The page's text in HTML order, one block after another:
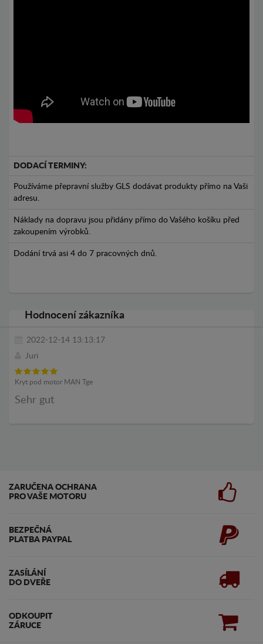
DODACÍ TERMINY:
Používáme přepravní služby GLS dodávat produkty přímo na Vaši
adresu.
Náklady na dopravu jsou přidány přímo do Vašého košíku před
zakoupením výrobků.
Dodání trvá asi 4 do 7 pracovných dnů.
Hodnocení zákazníka
2022-12-14 13:13:17
Juri
Kryt pod motor MAN Tge
Sehr gut
ZARUČENA OCHRANA
PRO VAŠE MOTORU
BEZPEČNÁ
PLATBA PAYPAL
ZASÍLÁNÍ
DO DVEŘE
ODKOUPIT
ZÁRUCE